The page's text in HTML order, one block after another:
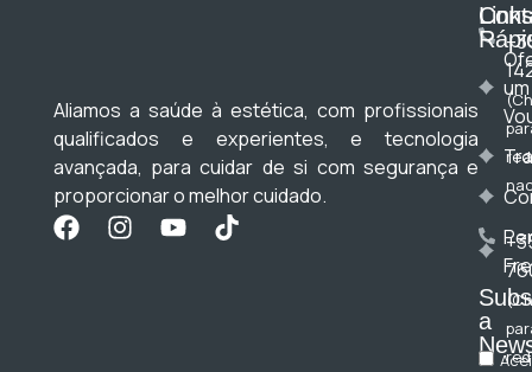
Aliamos a saúde à estética, com profissionais
qualificados e experientes, e tecnologia
avançada, para cuidar de si com segurança e
proporcionar o melhor cuidado.
um
a